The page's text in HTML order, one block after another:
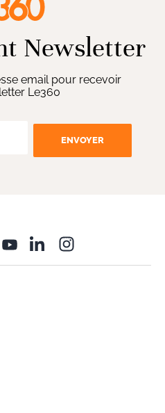
Newsletter
email pour recevoir
Le360
ENVOYER